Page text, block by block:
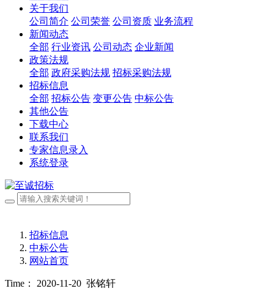
关于我们
公司简介 公司荣誉 公司资质 业务流程
新闻动态
全部 行业资讯 公司动态 企业新闻
政策法规
全部 政府采购法规 招标采购法规
招标信息
全部 招标公告 变更公告 中标公告
其他公告
下载中心
联系我们
专家信息录入
系统登录
招标信息
中标公告
网站首页
Time： 2020-11-20 张铭轩